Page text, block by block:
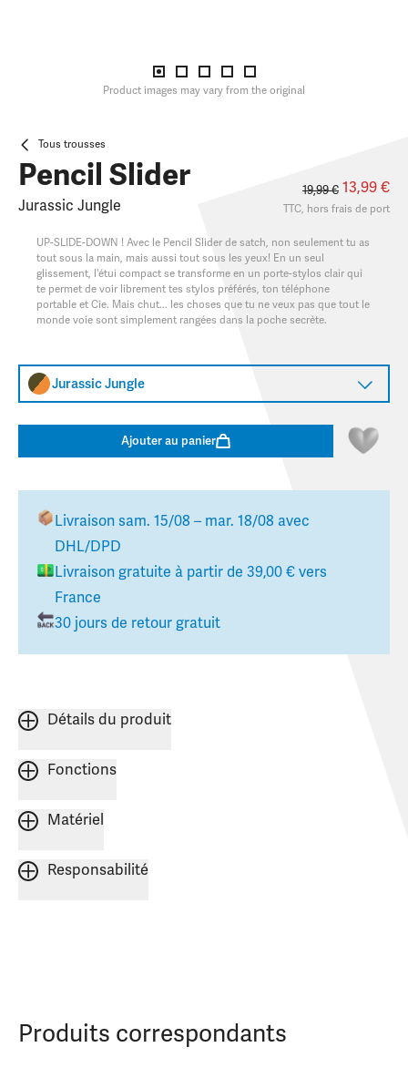
Product images may vary from the original
Tous trousses
Pencil Slider
Jurassic Jungle
19,99 € 13,99 €
TTC, hors frais de port
UP-SLIDE-DOWN ! Avec le Pencil Slider de satch, non seulement tu as
tout sous la main, mais aussi tout sous les yeux! En un seul
glissement, l'étui compact se transforme en un porte-stylos clair qui
te permet de voir librement tes stylos préférés, ton téléphone
portable et Cie. Mais chut... les choses que tu ne veux pas que tout le
monde voie sont simplement rangées dans la poche secrète.
Jurassic Jungle
Ajouter au panier
Livraison sam. 15/08 – mar. 18/08 avec
DHL/DPD
Livraison gratuite à partir de 39,00 € vers
France
30 jours de retour gratuit
Détails du produit
Fonctions
Matériel
Responsabilité
Produits correspondants